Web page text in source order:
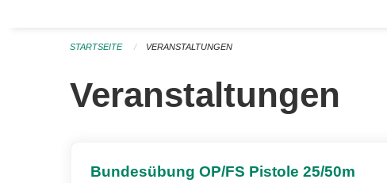
STARTSEITE VERANSTALTUNGEN
Veranstaltungen
Bundesübung OP/FS Pistole 25/50m